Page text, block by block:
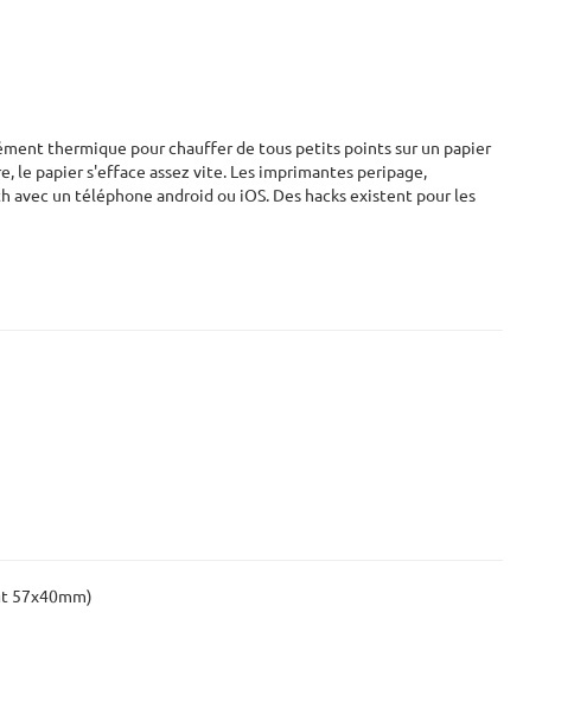
thermique pour chauffer de tous petits points sur un papier
le papier s'efface assez vite. Les imprimantes peripage,
un téléphone android ou iOS. Des hacks existent pour les
57x40mm)